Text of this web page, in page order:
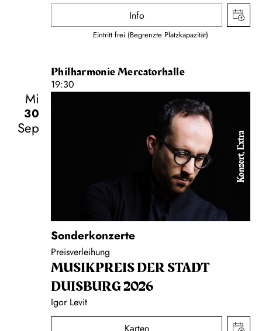
Info
Eintritt frei (Begrenzte Platzkapazität)
Philharmonie Mercatorhalle
19:30
Mi
30
Sep
Konzert, Extra
Sonderkonzerte
Preisverleihung
MUSIK­PREIS DER STADT
DUISBURG 2026
Igor Levit
Karten